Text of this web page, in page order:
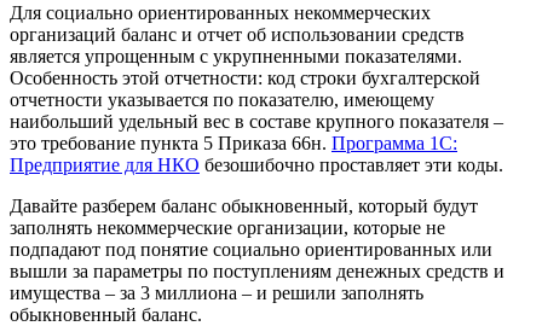
Для социально ориентированных некоммерческих
организаций баланс и отчет об использовании средств
является упрощенным с укрупненными показателями.
Особенность этой отчетности: код строки бухгалтерской
отчетности указывается по показателю, имеющему
наибольший удельный вес в составе крупного показателя –
это требование пункта 5 Приказа 66н. Программа 1С:
Предприятие для НКО безошибочно проставляет эти коды.
Давайте разберем баланс обыкновенный, который будут
заполнять некоммерческие организации, которые не
подпадают под понятие социально ориентированных или
вышли за параметры по поступлениям денежных средств и
имущества – за 3 миллиона – и решили заполнять
обыкновенный баланс.